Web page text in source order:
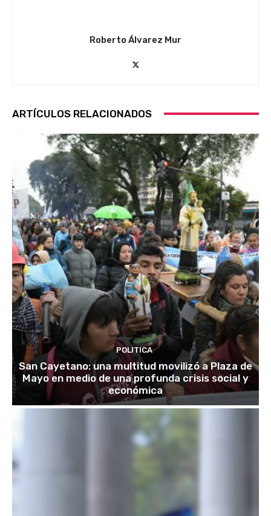
Roberto Álvarez Mur
ARTÍCULOS RELACIONADOS
POLITICA
San Cayetano: una multitud movilizó a Plaza de
Mayo en medio de una profunda crisis social y
económica